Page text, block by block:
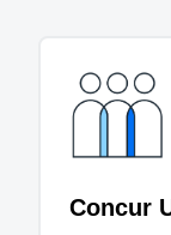
Concur